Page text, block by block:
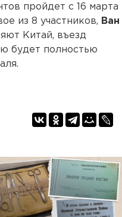
пройдет с 16 марта
из 8 участников, Ван
Китай, въезд
будет полностью